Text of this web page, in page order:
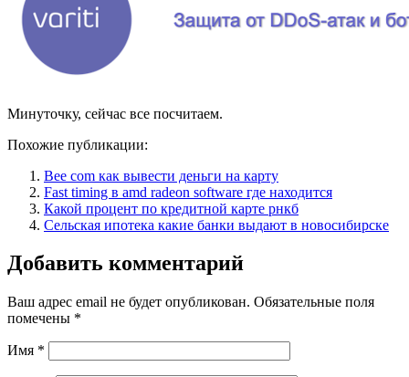
Минуточку, сейчас все посчитаем.
Похожие публикации:
Bee com как вывести деньги на карту
Fast timing в amd radeon software где находится
Какой процент по кредитной карте рнкб
Сельская ипотека какие банки выдают в новосибирске
Добавить комментарий
Ваш адрес email не будет опубликован. Обязательные поля
помечены *
Имя *